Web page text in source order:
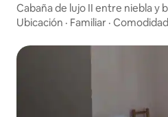
Cabaña de lujo II entre niebla y
Ubicación · Familiar · Comodidad